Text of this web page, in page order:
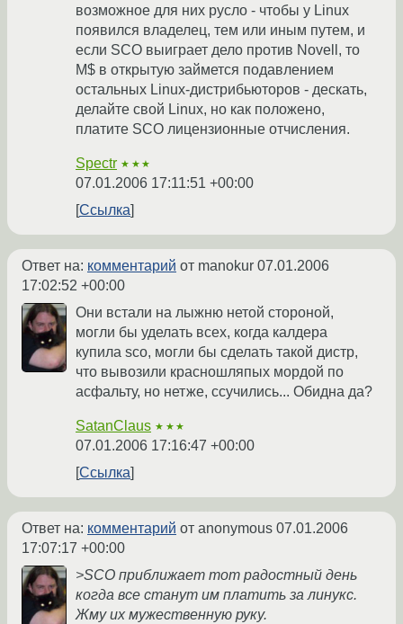
возможное для них русло - чтобы у Linux
появился владелец, тем или иным путем, и
если SCO выиграет дело против Novell, то
M$ в открытую займется подавлением
остальных Linux-дистрибьюторов - дескать,
делайте свой Linux, но как положено,
платите SCO лицензионные отчисления.
Spectr ★★★
07.01.2006 17:11:51 +00:00
Ссылка
Ответ на: комментарий от manokur 07.01.2006
17:02:52 +00:00
Они встали на лыжню нетой стороной,
могли бы уделать всех, когда калдера
купила sco, могли бы сделать такой дистр,
что вывозили красношляпых мордой по
асфальту, но нетже, ссучились... Обидна да?
SatanClaus ★★★
07.01.2006 17:16:47 +00:00
Ссылка
Ответ на: комментарий от anonymous 07.01.2006
17:07:17 +00:00
>SCO приближает тот радостный день
когда все станут им платить за линукс.
Жму их мужественную руку.